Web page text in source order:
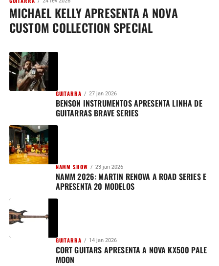
MICHAEL KELLY APRESENTA A NOVA
CUSTOM COLLECTION SPECIAL
GUITARRA 27 jan 2026
BENSON INSTRUMENTOS APRESENTA LINHA DE
GUITARRAS BRAVE SERIES
NAMM SHOW 23 jan 2026
NAMM 2026: MARTIN RENOVA A ROAD SERIES E
APRESENTA 20 MODELOS
GUITARRA 14 jan 2026
CORT GUITARS APRESENTA A NOVA KX500 PALE
MOON